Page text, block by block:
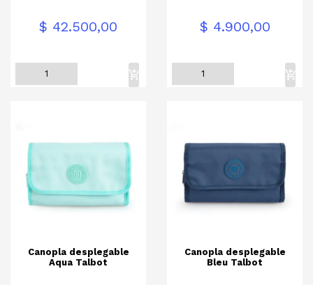
Precio$ 42.500,00 Precio$ 4.900,00
Canopla desplegable
Aqua Talbot
Canopla desplegable
Bleu Talbot